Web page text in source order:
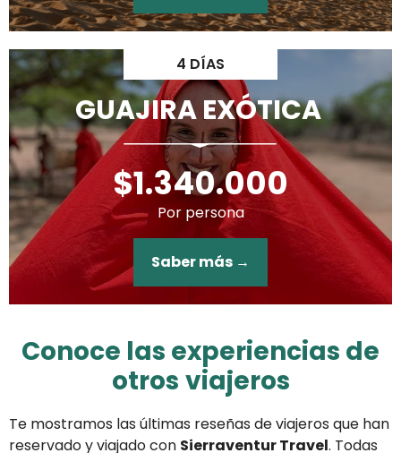
4 DÍAS
GUAJIRA EXÓTICA
$1.340.000
Por persona
Saber más →
Conoce las experiencias de
otros viajeros
Te mostramos las últimas reseñas de viajeros que han
reservado y viajado con Sierraventur Travel. Todas